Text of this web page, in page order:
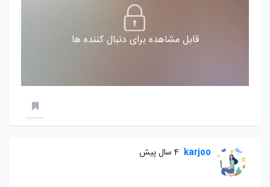
قابل مشاهده برای دنبال کننده ها
karjoo 4 سال پیش